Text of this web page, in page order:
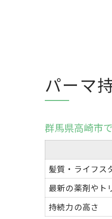
パーマ
群馬県高崎市
髪質・ライフス
最新の薬剤やト
持続力の高さ